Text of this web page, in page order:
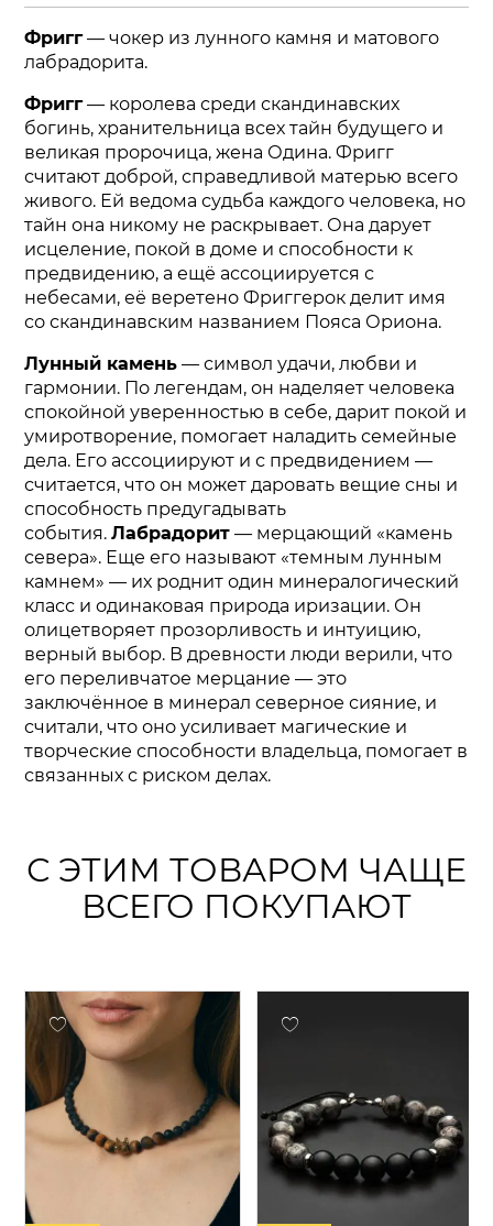
Фригг— чокер из лунного камня и матового
лабрадорита.
Фригг— королева среди скандинавских
богинь, хранительница всех тайн будущего и
великая пророчица, жена Одина. Фригг
считают доброй, справедливой матерью всего
живого. Ей ведома судьба каждого человека, но
тайн она никому не раскрывает. Она дарует
исцеление, покой в доме и способности к
предвидению, а ещё ассоциируется с
небесами, её веретено Фриггерок делит имя
со скандинавским названием Пояса Ориона.
Лунный камень — символ удачи, любви и
гармонии. По легендам, он наделяет человека
спокойной уверенностью в себе, дарит покой и
умиротворение, помогает наладить семейные
дела. Его ассоциируют и с предвидением —
считается, что он может даровать вещие сны и
способность предугадывать
события.Лабрадорит — мерцающий «камень
севера». Еще его называют «темным лунным
камнем» — их роднит один минералогический
класс и одинаковая природа иризации. Он
олицетворяет прозорливость и интуицию,
верный выбор. В древности люди верили, что
его переливчатое мерцание — это
заключённое в минерал северное сияние, и
считали, что оно усиливает магические и
творческие способности владельца, помогает в
связанных с риском делах.
С ЭТИМ ТОВАРОМ ЧАЩЕ
ВСЕГО ПОКУПАЮТ